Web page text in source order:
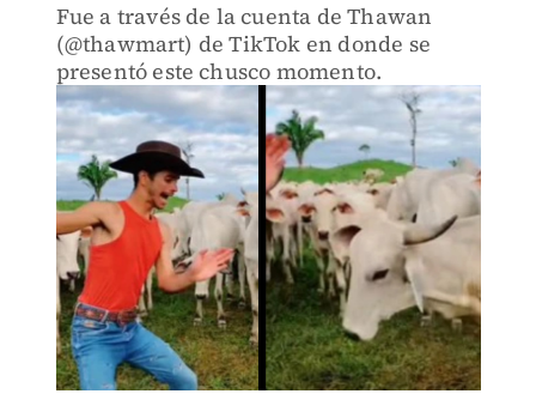
Fue a través de la cuenta de Thawan
(@thawmart) de TikTok en donde se
presentó este chusco momento.